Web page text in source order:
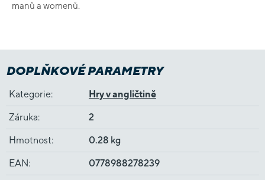
manů a womenů.
DOPLŇKOVÉ PARAMETRY
Kategorie: Hry v angličtině
Záruka: 2
Hmotnost: 0.28 kg
EAN: 0778988278239